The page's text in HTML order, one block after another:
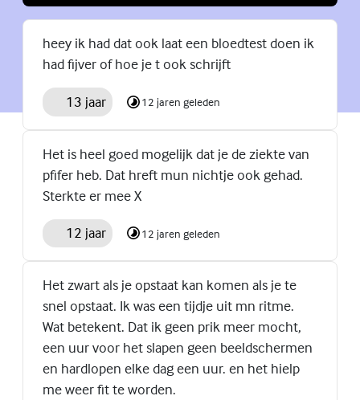
heey ik had dat ook laat een bloedtest doen ik
had fijver of hoe je t ook schrijft
13 jaar 12 jaren geleden
Het is heel goed mogelijk dat je de ziekte van
pfifer heb. Dat hreft mun nichtje ook gehad.
Sterkte er mee X
12 jaar 12 jaren geleden
Het zwart als je opstaat kan komen als je te
snel opstaat. Ik was een tijdje uit mn ritme.
Wat betekent. Dat ik geen prik meer mocht,
een uur voor het slapen geen beeldschermen
en hardlopen elke dag een uur. en het hielp
me weer fit te worden.